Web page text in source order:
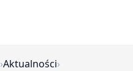
›Aktualności›